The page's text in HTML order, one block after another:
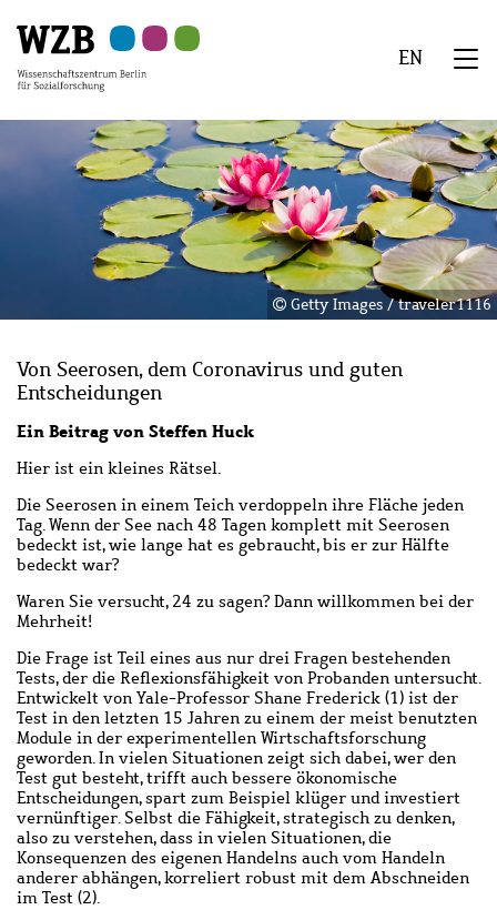
Hauptinhalt
springen
Navigation
springen
Suche
springen
Sekundärnavigation
springen
Fußzeile
springen
EN
Menü
Getty Images / traveler1116
Von Seerosen, dem Coronavirus und guten
Entscheidungen
Ein Beitrag von Steffen Huck
Hier ist ein kleines Rätsel.
Die Seerosen in einem Teich verdoppeln ihre Fläche jeden
Tag. Wenn der See nach 48 Tagen komplett mit Seerosen
bedeckt ist, wie lange hat es gebraucht, bis er zur Hälfte
bedeckt war?
Waren Sie versucht, 24 zu sagen? Dann willkommen bei der
Mehrheit!
Die Frage ist Teil eines aus nur drei Fragen bestehenden
Tests, der die Reflexionsfähigkeit von Probanden untersucht.
Entwickelt von Yale-Professor Shane Frederick (1) ist der
Test in den letzten 15 Jahren zu einem der meist benutzten
Module in der experimentellen Wirtschaftsforschung
geworden. In vielen Situationen zeigt sich dabei, wer den
Test gut besteht, trifft auch bessere ökonomische
Entscheidungen, spart zum Beispiel klüger und investiert
vernünftiger. Selbst die Fähigkeit, strategisch zu denken,
also zu verstehen, dass in vielen Situationen, die
Konsequenzen des eigenen Handelns auch vom Handeln
anderer abhängen, korreliert robust mit dem Abschneiden
im Test (2).